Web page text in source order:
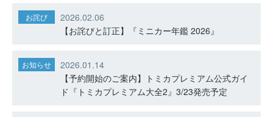
お詫び
2026.02.06
【お詫びと訂正】『ミニカー年鑑 2026』
お知らせ
2026.01.14
【予約開始のご案内】トミカプレミアム公式ガイ
ド『トミカプレミアム大全2』3/23発売予定